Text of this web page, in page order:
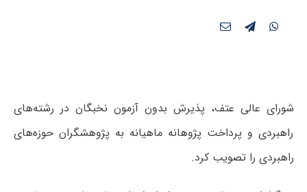
شورای عالی عتف، پذیرش بدون آزمون نخبگان در رشته‌های
راهبردی و پرداخت پژوهانه ماهیانه به پژوهشگران حوزه‌های
راهبردی را تصویب کرد.